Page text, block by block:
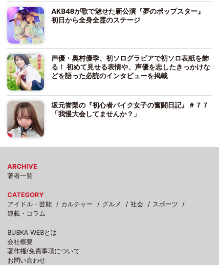
AKB48が歌で魅せた新公演『夢のポップスター』
初日から全身全霊のステージ
声優・奥村優季、初ソログラビアで初ソロ表紙を飾
る！ 初めて見せる表情や、声優を志したきっかけな
どを語った必読のインタビューを掲載
坂元誉梨の『初心者バイク女子の奮闘日記』＃７７
「我慢大会してませんか？」
ARCHIVE
著者一覧
CATEGORY
アイドル・芸能
カルチャー グルメ 社会
スポーツ
連載・コラム
BUBKA WEBとは
会社概要
著作権/免責事項について
お問い合わせ